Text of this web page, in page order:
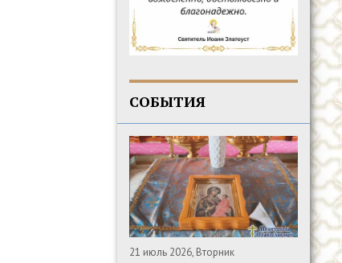
СОБЫТИЯ
21 июль 2026, Вторник